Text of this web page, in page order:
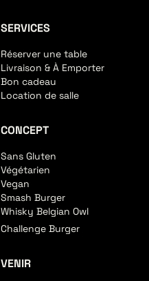
SERVICES
Réserver une table
Livraison & À Emporter
Bon cadeau
Location de salle
CONCEPT
Sans Gluten
Végétarien
Vegan
Smash Burger
Whisky Belgian Owl
Challenge Burger
VENIR